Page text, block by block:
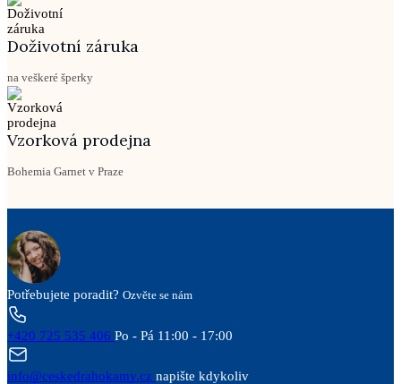
Doživotní záruka
na veškeré šperky
Vzorková prodejna
Bohemia Garnet v Praze
Potřebujete poradit? Ozvěte se nám
+420 725 535 406 Po - Pá 11:00 - 17:00
info@ceskedrahokamy.cz napište kdykoliv